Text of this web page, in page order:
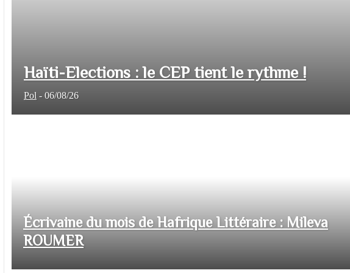
Haïti-Elections : le CEP tient le rythme !
Pol - 06/08/26
Écrivaine du mois de Hafrique Littéraire : Mileva
ROUMER